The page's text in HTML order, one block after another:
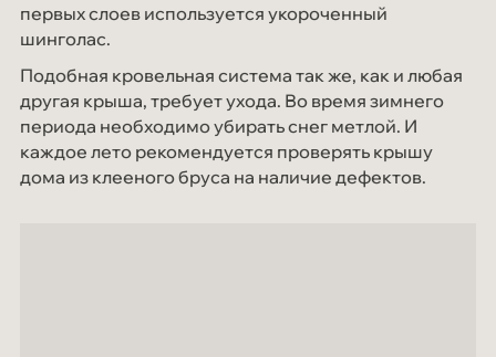
первых слоев используется укороченный
шинголас.
Подобная кровельная система так же, как и любая
другая крыша, требует ухода. Во время зимнего
периода необходимо убирать снег метлой. И
каждое лето рекомендуется проверять крышу
дома из клееного бруса на наличие дефектов.